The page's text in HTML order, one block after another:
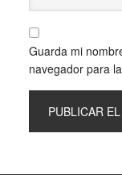
Guarda mi
navegador para